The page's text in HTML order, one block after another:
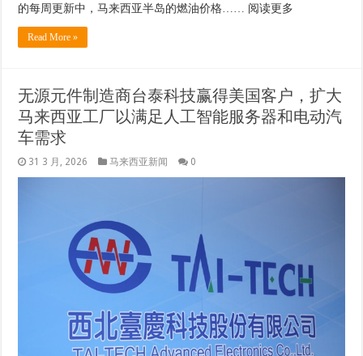
的每周更新中，马来西亚半岛的燃油价格…… 阅读更多
Read More »
无源元件制造商台泰科技赢得美国客户，扩大
马来西亚工厂以满足人工智能服务器和电动汽
车需求
31 3 月, 2026 马来西亚新闻 0